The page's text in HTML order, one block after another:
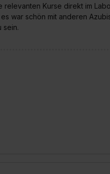
Kurse direkt im
war schön mit anderen
sein.